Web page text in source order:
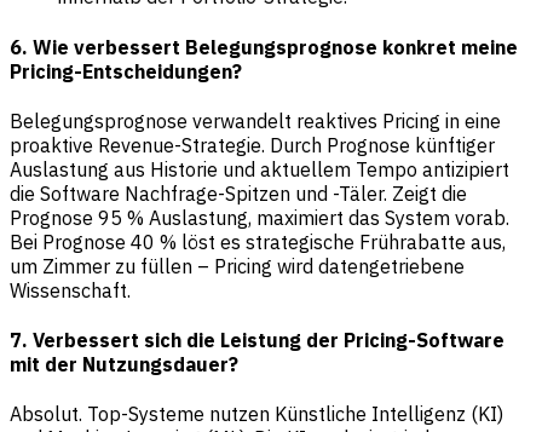
6. Wie verbessert Belegungsprognose konkret meine
Pricing-Entscheidungen?
Belegungsprognose verwandelt reaktives Pricing in eine
proaktive Revenue-Strategie. Durch Prognose künftiger
Auslastung aus Historie und aktuellem Tempo antizipiert
die Software Nachfrage-Spitzen und -Täler. Zeigt die
Prognose 95 % Auslastung, maximiert das System vorab.
Bei Prognose 40 % löst es strategische Frührabatte aus,
um Zimmer zu füllen – Pricing wird datengetriebene
Wissenschaft.
7. Verbessert sich die Leistung der Pricing-Software
mit der Nutzungsdauer?
Absolut. Top-Systeme nutzen Künstliche Intelligenz (KI)